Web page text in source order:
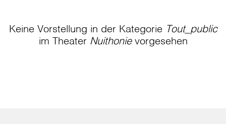
Keine Vorstellung in der Kategorie Tout_public
im Theater Nuithonievorgesehen